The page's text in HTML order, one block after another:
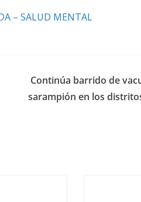
– SALUD MENTAL
Continúa barrido de
sarampión en los